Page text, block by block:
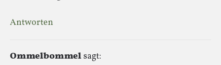
Antworten
Ommelbommelsagt: